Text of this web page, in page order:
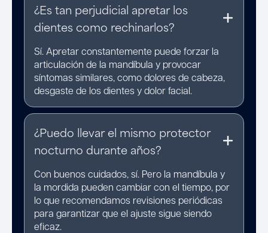
¿Es tan perjudicial apretar los
dientes como rechinarlos?
Sí. Apretar constantemente puede forzar la
articulación de la mandíbula y provocar
síntomas similares, como dolores de cabeza,
desgaste de los dientes y dolor facial.
¿Puedo llevar el mismo protector
nocturno durante años?
Con buenos cuidados, sí. Pero la mandíbula y
la mordida pueden cambiar con el tiempo, por
lo que recomendamos revisiones periódicas
para garantizar que el ajuste sigue siendo
eficaz.